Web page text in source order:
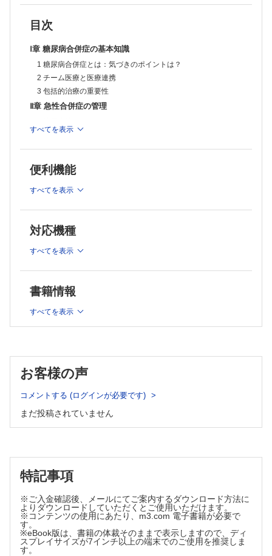
6 高血圧・脂質異常症の合併症例：心血管疾患（CVD）既往あり
Ⅴ章 付録
1 合併症外来
2 埼玉県における糖尿病性腎症重症化予防プログラムの現状と今後の課
COLUMN 糖尿病医が知っておくべき透析症例の血糖コントロール
巻末付録糖尿病性合併症に関係する臨床試験一覧
目次
Ⅰ章 糖尿病合併症の基本知識
1 糖尿病合併症とは：気づきのポイントは？
2 チーム医療と医療連携
3 包括的治療の重要性
Ⅱ章 急性合併症の管理
2 高浸透圧高血糖状態
3 乳酸アシドーシス
4 低血糖
Ⅲ章 慢性合併症の管理
1 糖尿病性腎臓病
4 糖尿病性自律神経障害
5 虚血性心疾患
7 下肢末梢動脈疾患
8 心不全
9 NAFLD
10 糖尿病性足病変
11 骨病変
14 認知症
15 癌
Ⅳ章 症例から考える合併症管理の戦略
1 糖尿病性腎症の症例
6 高血圧・脂質異常症の合併症例：心血管疾患（CVD）既往あ
Ⅴ章 付録
1 合併症外来
2 埼玉県における糖尿病性腎症重症化予防プログラムの現状と
今後の課題
すべてを表示
便利機能
すべてを表示
対応機種
すべてを表示
書籍情報
すべてを表示
お客様の声
コメントする (ログインが必要です)
まだ投稿されていません
特記事項
※ご入金確認後、メールにてご案内するダウンロード方法に
よりダウンロードしていただくとご使用いただけます。
※コンテンツの使用にあたり、m3.com 電子書籍が必要で
す。
※eBook版は、書籍の体裁そのままで表示しますので、ディ
スプレイサイズが7インチ以上の端末でのご使用を推奨しま
す。